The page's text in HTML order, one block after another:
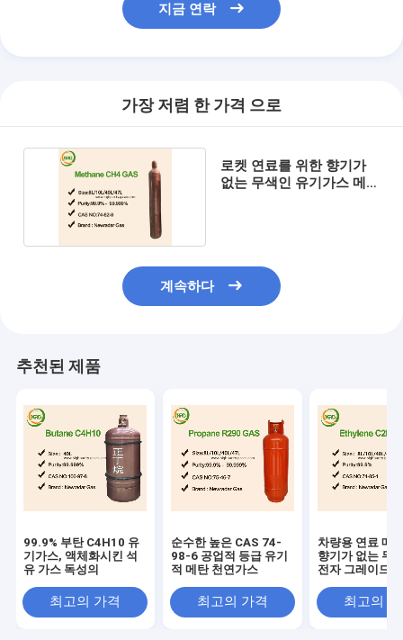
지금 연락
가장 저렴 한 가격 으로
로켓 연료를 위한 향기가
없는 무색인 유기가스 메
계속하다
추천된 제품
99.9% 부탄 C4H10 유
기가스, 액체화시킨 석
유 가스 독성의
최고의 가격
순수한 높은 CAS 74-
98-6 공업적 등급 유기
적 메탄 천연가스
최고의 가격
차량용 연료 메
향기가 없는 무
전자 그레이드
최고의